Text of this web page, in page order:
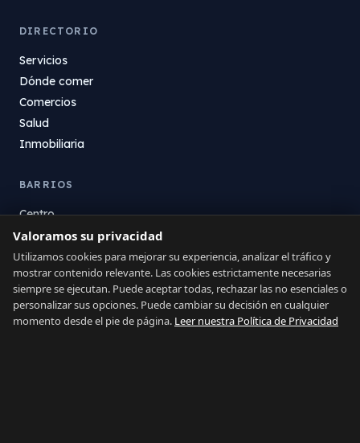
DIRECTORIO
Servicios
Dónde comer
Comercios
Salud
Inmobiliaria
BARRIOS
Centro
La Atunara
Poniente
El Zabal
Santa Margarita
La Alcaidesa
Valoramos su privacidad
Utilizamos cookies para mejorar su experiencia, analizar el tráfico y
mostrar contenido relevante. Las cookies estrictamente necesarias
siempre se ejecutan. Puede aceptar todas, rechazar las no esenciales o
personalizar sus opciones. Puede cambiar su decisión en cualquier
momento desde el pie de página. Leer nuestra Política de Privacidad